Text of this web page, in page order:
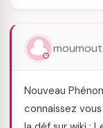
moumout
Nouveau
connaissez